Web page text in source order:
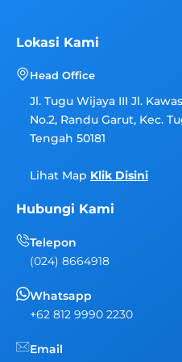
Lokasi Kami
Head Office
Jl. Tugu Wijaya III Jl.
No.2, Randu Garut, Kec.
Tengah 50181
Lihat Map Klik Disini
Hubungi Kami
Telepon
(024) 8664918
Whatsapp
+62 812 9990 2230
Email